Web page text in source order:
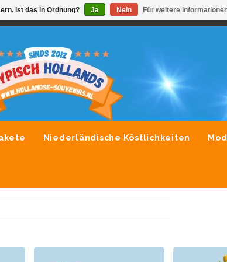
MOGELIJK ALLE MERKEN SOUVENIRS
Niederländische Köstlichkeiten
Ist das in Ordnung? Ja Nein Für weitere